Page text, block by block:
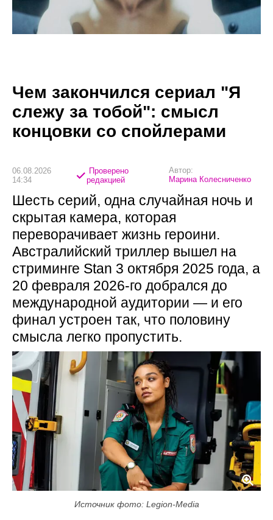
Чем закончился сериал "Я
слежу за тобой": смысл
концовки со спойлерами
06.08.2026
14:34
Проверено
редакцией
Автор:
Марина Колесниченко
Шесть серий, одна случайная ночь и
скрытая камера, которая
переворачивает жизнь героини.
Австралийский триллер вышел на
стриминге Stan 3 октября 2025 года, а
20 февраля 2026-го добрался до
международной аудитории — и его
финал устроен так, что половину
смысла легко пропустить.
Источник фото: Legion-Media